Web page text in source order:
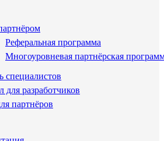
Реферальная программа
Многоуровневая партнёрская
специалистов
для разработчиков
партнёров